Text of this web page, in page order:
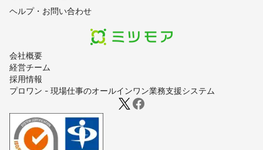
会社概要
経営チーム
採用情報
プロワン - 現場仕事のオールインワン業務支援システム
ヘルプ・お問い合わせ